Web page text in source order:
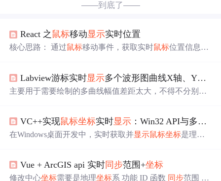
——到底了——
React 之 鼠标移动显示实时位置
核心思路： 通过鼠标移动事件，获取实时鼠标位置信息，
实时获取鼠标当前的位置，并保存到state中 mousemove事
件要注册给window （在 componentDidMount 方法中进行注
Labview游标实时显示多个波形图曲线X轴、Y轴
主要用于需要绘制的多曲线幅值差距太大，不得不分别绘
上效果图： 如图所示，当鼠标经过波形图1或波形图2时，
右边控件会实时只是X、Y值。 实现过程如下： 1.配置波
过 鼠标X坐标获得光标 坐标，...
VC++实现鼠标坐标实时显示 ：Win32 API与多线程方案详解
在Windows桌面开发中，实时获取并显示鼠标坐标是理解
合消息循环（如WM_TIMER）或高精度线程实现持续更
新。掌握这一技术对于开发屏幕录制、自动化测试、游戏
Vue + ArcGIS api 实时同步范围+坐标
修改中心坐标需要是地理坐标 系 功能 ID 函数 同步范围 #e